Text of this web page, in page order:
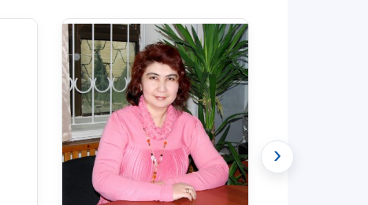
›
TDYU qabul murojaatlari chati